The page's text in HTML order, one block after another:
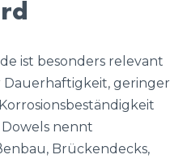
ist besonders relevant
geringer
nennt
Brückendecks,